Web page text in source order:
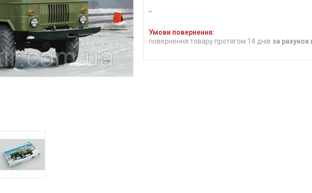
повернення товару протягом 14 днів за рахунок